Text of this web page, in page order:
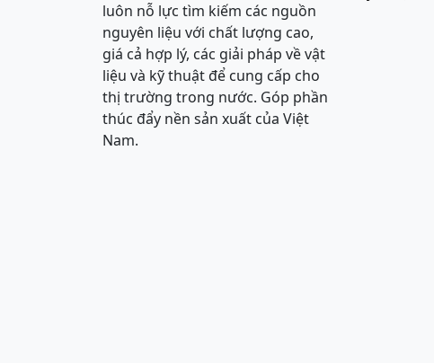
luôn nỗ lực tìm kiếm các nguồn
nguyên liệu với chất lượng cao,
giá cả hợp lý, các giải pháp về vật
liệu và kỹ thuật để cung cấp cho
thị trường trong nước. Góp phần
thúc đẩy nền sản xuất của Việt
Nam.